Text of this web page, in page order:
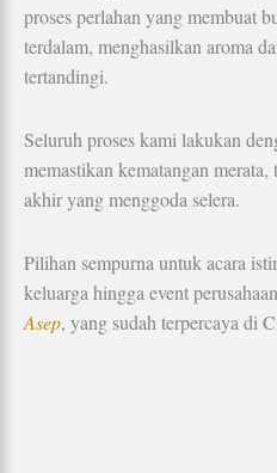
proses perlahan yang membuat
terdalam, menghasilkan aroma
tertandingi.
Seluruh proses kami lakukan
memastikan kematangan
akhir yang menggoda selera.
Pilihan sempurna untuk acara
keluarga hingga event
Asep, yang sudah terpercaya di